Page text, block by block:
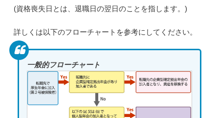
(資格喪失日とは、退職日の翌日のことを指します。)
詳しくは以下のフローチャートを参考にしてください。
一般的フローチャート